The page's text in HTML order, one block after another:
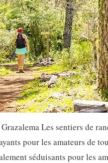
Les sentiers de
pour les amateurs de
séduisants pour les